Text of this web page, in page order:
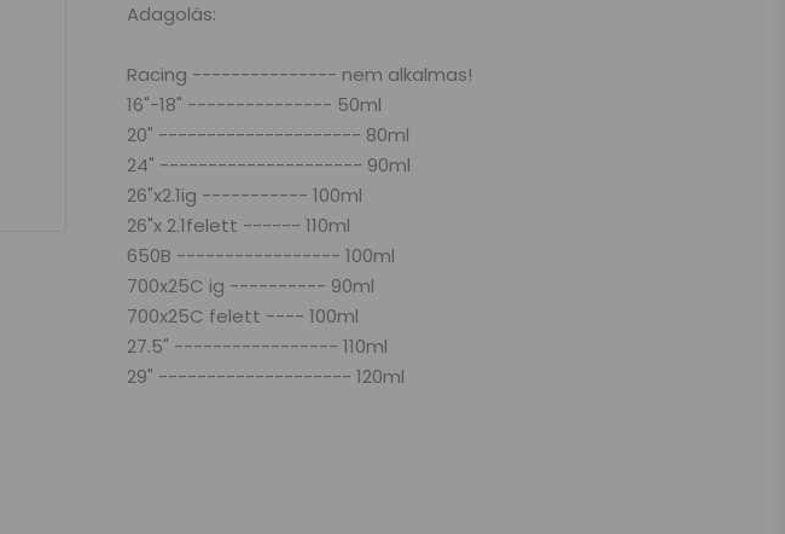
Adagolás:
Racing --------------- nem alkalmas!
16"-18" --------------- 50ml
20" --------------------- 80ml
24" --------------------- 90ml
26"x2.1ig ----------- 100ml
26"x 2.1felett ------ 110ml
650B ----------------- 100ml
700x25C ig ---------- 90ml
700x25C felett ---- 100ml
27.5" ----------------- 110ml
29" -------------------- 120ml